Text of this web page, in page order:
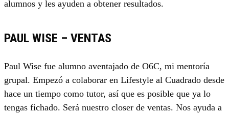
alumnos y les ayuden a obtener resultados.
PAUL WISE – VENTAS
Paul Wise fue alumno aventajado de O6C, mi mentoría
grupal. Empezó a colaborar en Lifestyle al Cuadrado desde
hace un tiempo como tutor, así que es posible que ya lo
tengas fichado. Será nuestro closer de ventas. Nos ayuda a